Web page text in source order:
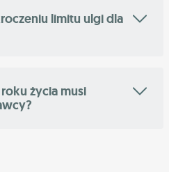
limitu ulgi dla
życia musi